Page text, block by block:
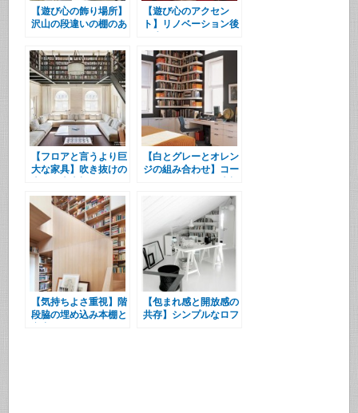
【遊び心の飾り場所】
沢山の段違いの棚のあ
【遊び心のアクセン
ト】リノベーション後
【フロアと言うより巨
大な家具】吹き抜けの
【白とグレーとオレン
ジの組み合わせ】コー
【気持ちよさ重視】階
段脇の埋め込み本棚と
【包まれ感と開放感の
共存】シンプルなロフ